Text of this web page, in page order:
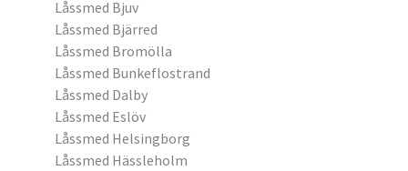
Låssmed Bjuv
Låssmed Bjärred
Låssmed Bromölla
Låssmed Bunkeflostrand
Låssmed Dalby
Låssmed Eslöv
Låssmed Helsingborg
Låssmed Hässleholm